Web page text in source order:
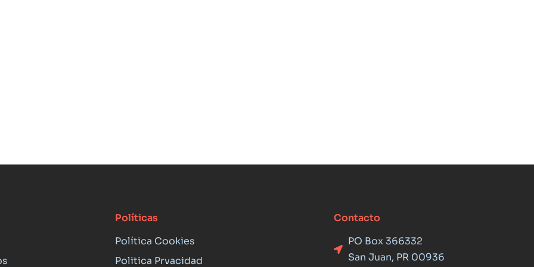
Políticas
Política Cookies
Politica Prvacidad
Contacto
PO Box 366332
San Juan, PR 00936